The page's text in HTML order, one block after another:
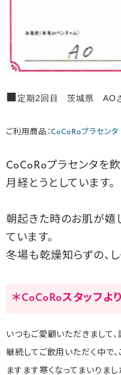
定期2回目 茨城県 AO
ご利用商品：CoCoRoプラセンタ
CoCoRoプラセンタを
月経とうとしています。
朝起きた時のお肌が嬉
ています。
冬場も乾燥知らずの、
＊CoCoRoスタッフよ
いつもご愛顧いただきまして、
継続してご飲用いただく中で
ますます寒くなってまいりま